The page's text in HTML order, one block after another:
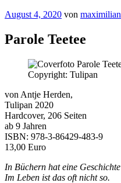
Veröffentlicht
August 4, 2020 von
Parole Teetee
Copyright: Tulipan
von Antje Herden,
Tulipan 2020
Hardcover, 206 Seiten
ab 9 Jahren
ISBN: 978-3-86429-483-9
13,00 Euro
In Büchern hat eine
Im Leben ist das oft nicht so.